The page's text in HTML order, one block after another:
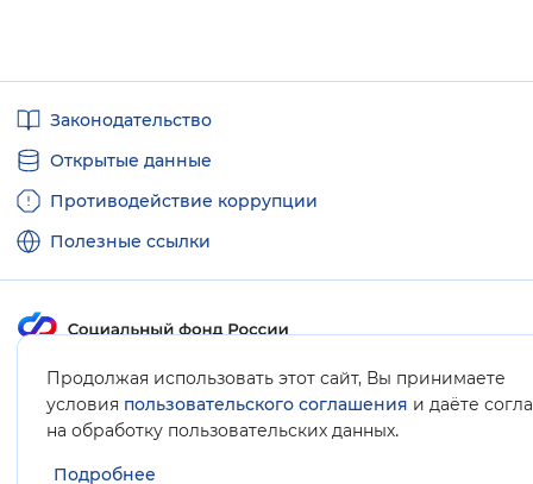
Продолжая использовать этот сайт, Вы принимаете
условия пользовательского соглашения и даёте
на обработку пользовательских данных.
Подробнее
ссылкиЗаконодательство
Открытые данные
Противодействие коррупции
Полезные ссылки
Карта сайта